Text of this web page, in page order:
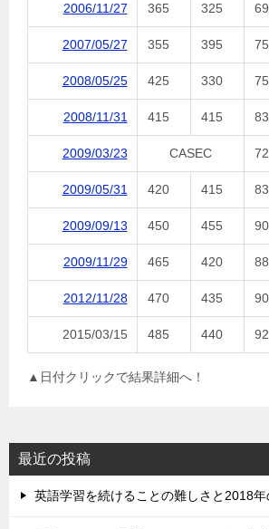
2006/11/27 365 325
2007/05/27 355 395
2008/05/25 425 330
2008/11/31 415 415
2009/03/23 CASEC
2009/05/31 420 415
2009/09/13 450 455
2009/11/29 465 420
2012/11/28 470 435
2015/03/15 485 440
▲日付クリックで結果詳細へ！
最近の投稿
英語学習を続けることの難しさと2018